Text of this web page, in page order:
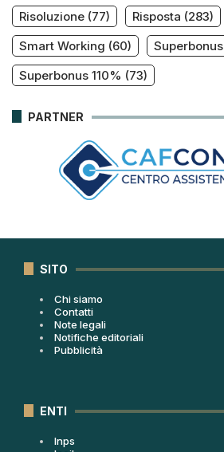
Risoluzione (77) Risposta (283)
Smart Working (60) Superbonus
Superbonus 110% (73)
PARTNER
SITO
Chi siamo
Contatti
Note legali
Notifiche editoriali
Pubblicità
ENTI
Inps